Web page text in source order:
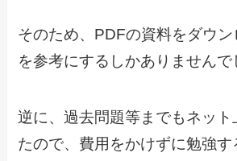
そのため、PDFの資料をダウ
を参考にするしかありませんで
逆に、過去問題等までもネット
たので、費用をかけずに勉強す